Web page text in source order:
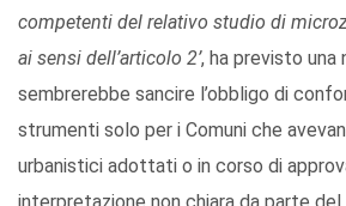
competenti del relativo studio di
ai sensi dell’articolo 2’, ha previsto una
sembrerebbe sancire l’obbligo di
strumenti solo per i Comuni che
urbanistici adottati o in corso di